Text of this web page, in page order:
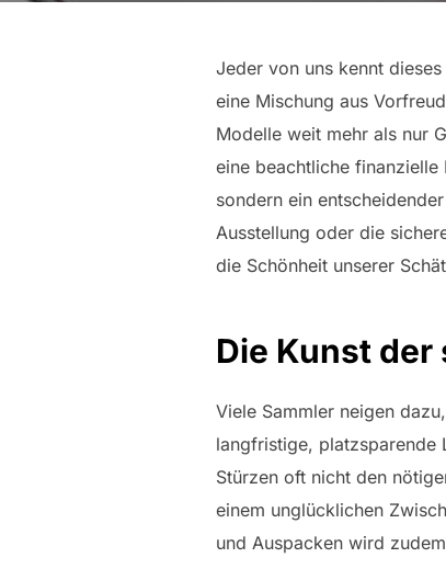
Jeder von uns kennt
eine Mischung aus
Modelle weit mehr als nur
eine beachtliche
sondern ein
Ausstellung oder die
die Schönheit unserer
Die Kunst
Viele Sammler neigen
langfristige, platzsparende
Stürzen oft nicht den
einem unglücklichen
und Auspacken wird